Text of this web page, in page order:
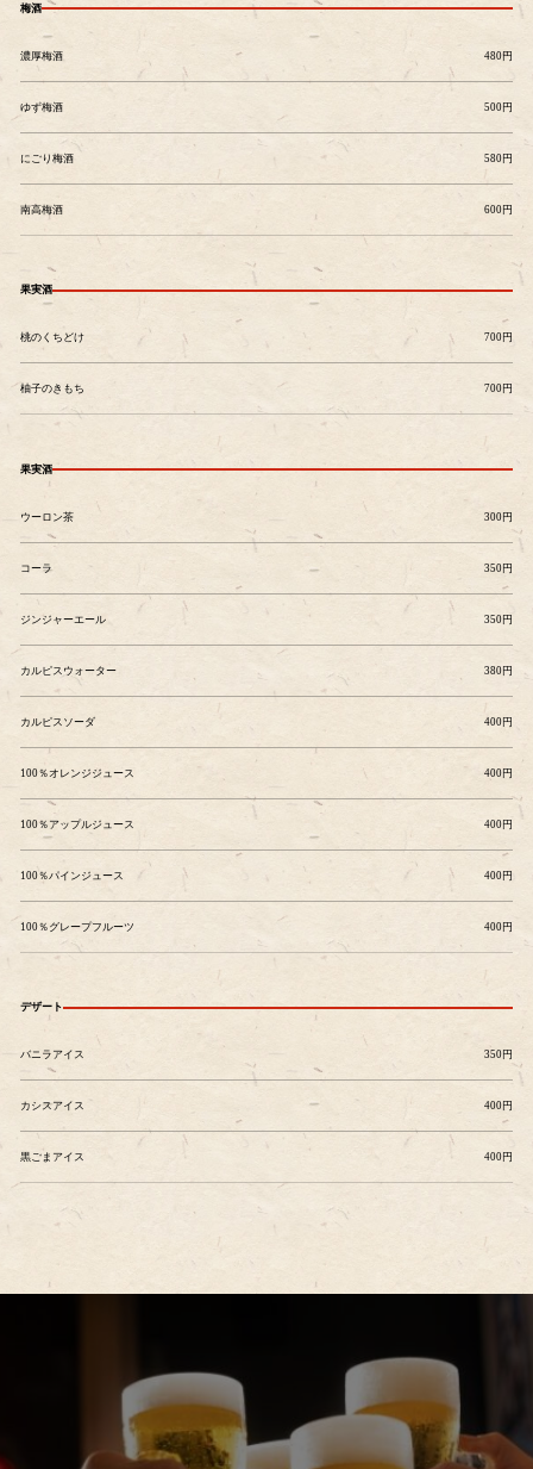
梅酒
濃厚梅酒 480円
ゆず梅酒 500円
にごり梅酒 580円
南高梅酒 600円
果実酒
桃のくちどけ 700円
柚子のきもち 700円
果実酒
ウーロン茶 300円
コーラ 350円
ジンジャーエール 350円
カルピスウォーター 380円
カルピスソーダ 400円
100％オレンジジュース 400円
100％アップルジュース 400円
100％パインジュース 400円
100％グレープフルーツ 400円
デザート
バニラアイス 350円
カシスアイス 400円
黒ごまアイス 400円